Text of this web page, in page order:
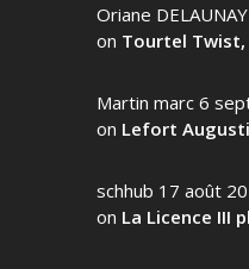
Oriane DELAUNAY
on Tourtel Twist,
Martin marc 6
on Lefort
schhub 17 août
on La Licence III